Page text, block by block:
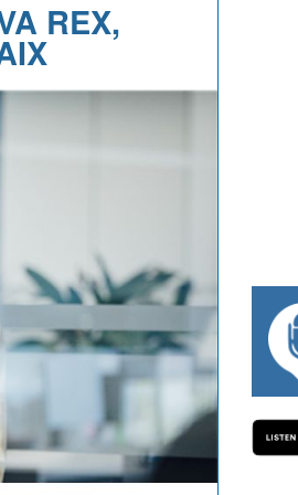
REX,
CHARLY WEGELIUS, MAURO